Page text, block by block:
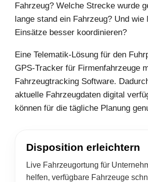
Fahrzeug? Welche Strecke wurde
lange stand ein Fahrzeug? Und wie
Einsätze besser koordinieren?
Eine Telematik-Lösung für den
GPS-Tracker für Firmenfahrzeuge
Fahrzeugtracking Software.
aktuelle Fahrzeugdaten digital
können für die tägliche Planung
Disposition erleichtern
Live Fahrzeugortung für
helfen, verfügbare Fahrzeuge